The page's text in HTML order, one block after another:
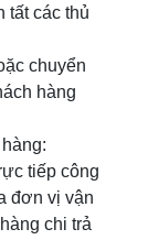
tất các thủ
chuyển
hàng
tiếp công
đơn vị vận
chi trả